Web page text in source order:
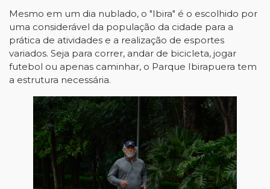
Mesmo em um dia nublado, o "Ibira" é o escolhido por
uma considerável da população da cidade para a
prática de atividades e a realização de esportes
variados. Seja para correr, andar de bicicleta, jogar
futebol ou apenas caminhar, o Parque Ibirapuera tem
a estrutura necessária.